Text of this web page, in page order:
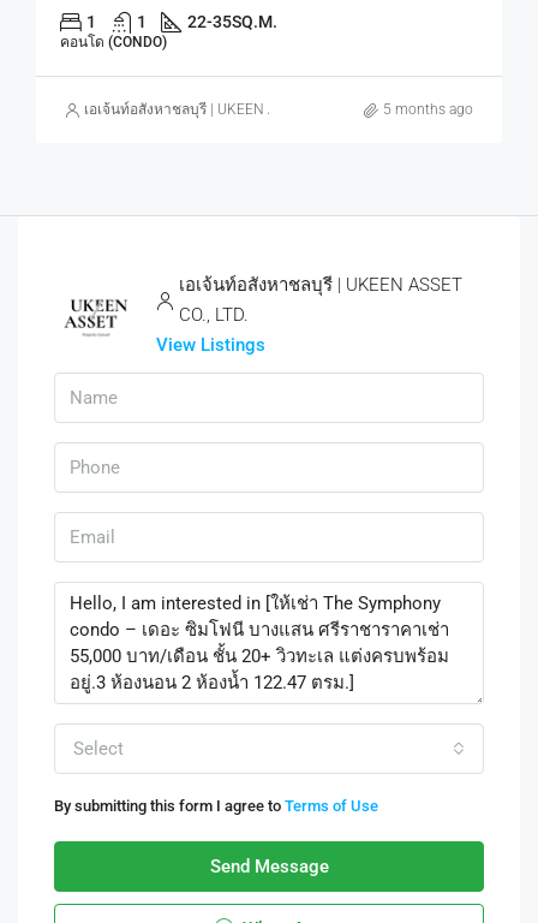
1 1 22-35SQ.M.
คอนโด (CONDO)
เอเจ้นท์อสังหาชลบุรี | UKEEN ASSET CO., LTD. 5 months ago
เอเจ้นท์อสังหาชลบุรี | UKEEN ASSET
CO., LTD.
View Listings
Select
By submitting this form I agree to Terms of Use
Send Message